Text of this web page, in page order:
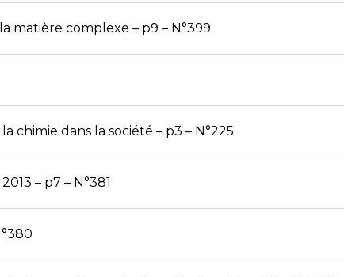
matière complexe – p9 – N°399
chimie dans la société – p3 – N°225
– p7 – N°381